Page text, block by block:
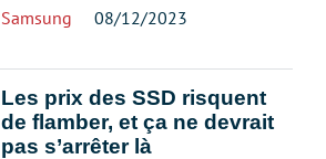
Samsung 08/12/2023
Les prix des SSD risquent
de flamber, et ça ne devrait
pas s’arrêter là